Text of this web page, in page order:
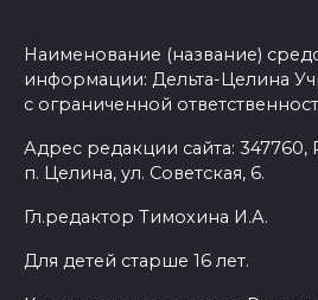
Наименование (название)
информации: Дельта-Целина
с ограниченной
Адрес редакции сайта: 347760,
п. Целина, ул. Советская, 6.
Гл.редактор Тимохина И.А.
Для детей старше 16 лет.